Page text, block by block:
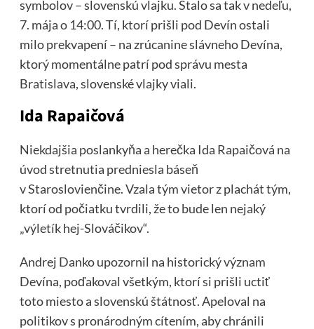
symbolov – slovenskú vlajku. Stalo sa tak v nedeľu,
7. mája o 14:00. Tí, ktorí prišli pod Devín ostali
milo prekvapení – na zrúcanine slávneho Devína,
ktorý momentálne patrí pod správu mesta
Bratislava, slovenské vlajky viali.
Ida Rapaičová
Niekdajšia poslankyňa a herečka Ida Rapaičová na
úvod stretnutia predniesla báseň
v Staroslovienčine. Vzala tým vietor z plachát tým,
ktorí od počiatku tvrdili, že to bude len nejaký
„výletík hej-Slováčikov“.
Andrej Danko upozornil na historický význam
Devína, poďakoval všetkým, ktorí si prišli uctiť
toto miesto a slovenskú štátnosť. Apeloval na
politikov s pronárodným cítením, aby chránili